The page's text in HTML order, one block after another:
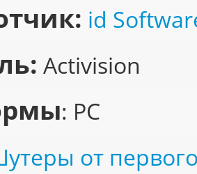
id
Activision
: PC
от